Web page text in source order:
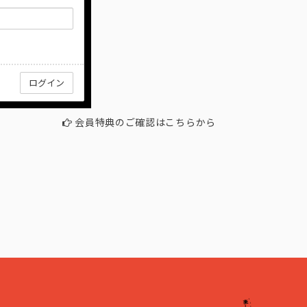
会員特典のご確認はこちらから